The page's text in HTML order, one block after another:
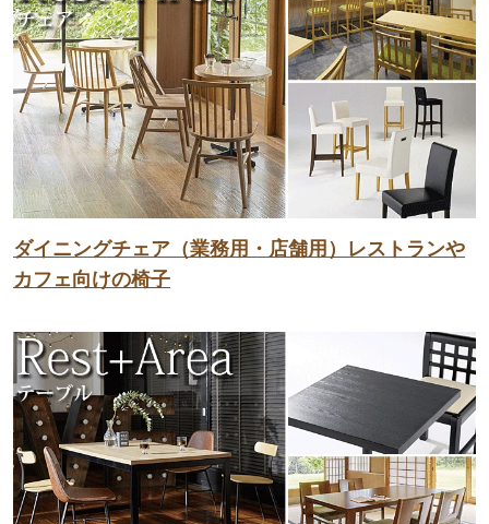
ダイニングチェア（業務用・店舗用）レストランや
カフェ向けの椅子